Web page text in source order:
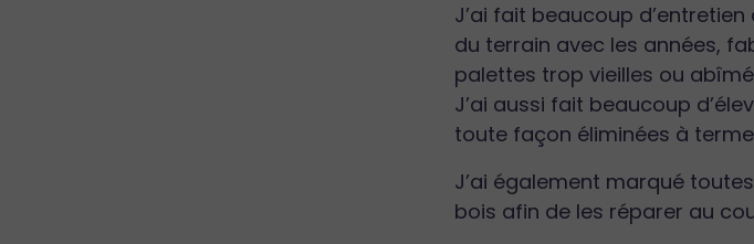
J’ai fait beaucoup
du terrain avec les années,
palettes trop vieilles ou
J’ai aussi fait beaucoup
toute façon éliminées à
J’ai également marqué
bois afin de les réparer au